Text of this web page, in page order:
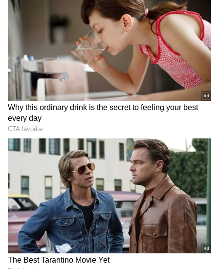
தெரிவிக்கப்படவில்லை. நேற்று 5 ஆம் தேதி
காலையில் தேர்வு எழுத சென்ற 1 முதல் 9
ஆம் வகுப்பு மாணவர்களுக்கு இன்று
உங்களுக்கு தேர்வு இல்லை. இன்று
விடுமுறை, நீங்கள் திரும்பிச் செல்லலாம்
என்று அறிவுறுத்தப்பட்டு கடுமையான
வெயிலில் அவர்கள் திரும்பி
வந்துள்ளார்கள். மாணவர்களை வெயிலின்
தாக்கத்தில் இருந்து காப்பாற்றும் அரசின்
அக்கறை இதுதானா?. இதேபோல பிளஸ் 2
தேர்வு எழுதும் மாணவர்களுக்கு பள்ளிக்கு
முதலில் 8 மணிக்கு வரச்சொல்லி அறிவிப்பு;
பின்னர் 9 மணி என்ற மாற்றம்; முகக்கவசம்
தேவையில்லை என்ற அறிவிப்பு; இரவோடு
இரவாக முகக்கவசம் கட்டாயம் என்ற
அறிவிப்பு என மாற்றி மாற்றி குழப்பும் பணி
சிறப்பாக நடைபெறுகிறது.
DOWNLOAD APP